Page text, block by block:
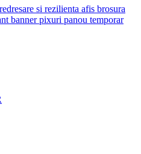
si rezilienta afis brosura
banner pixuri panou temporar